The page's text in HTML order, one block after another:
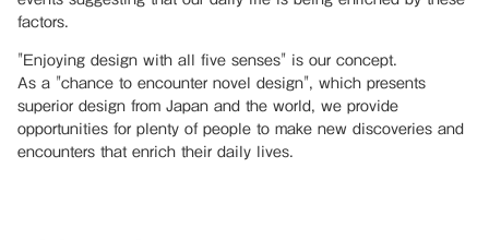
factors.
"Enjoying design with all five senses" is our concept.
As a "chance to encounter novel design", which presents
superior design from Japan and the world, we provide
opportunities for plenty of people to make new discoveries and
encounters that enrich their daily lives.